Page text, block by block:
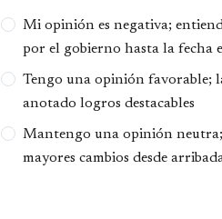
Opciones
Mi opinión es negativa;
por el gobierno hasta la fecha
Tengo una opinión favorable;
anotado logros destacables
Mantengo una opinión
mayores cambios desde